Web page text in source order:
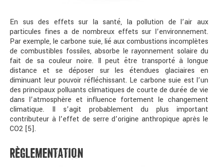
En sus des effets sur la santé, la pollution de l’air aux
particules fines a de nombreux effets sur l’environnement.
Par exemple, le carbone suie, lié aux combustions incomplètes
de combustibles fossiles, absorbe le rayonnement solaire du
fait de sa couleur noire. Il peut être transporté à longue
distance et se déposer sur les étendues glaciaires en
diminuant leur pouvoir réfléchissant. Le carbone suie est l’un
des principaux polluants climatiques de courte de durée de vie
dans l’atmosphère et influence fortement le changement
climatique. Il s’agit probablement du plus important
contributeur à l’effet de serre d’origine anthropique après le
CO2 [5].
RÈGLEMENTATION